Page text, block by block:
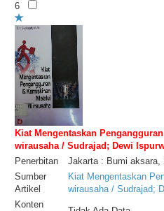
6
Kiat Mengentaskan
wirausaha / Sudrajad; Dewi
Penerbitan
Jakarta : Bumi aksara,
Sumber
Artikel
Kiat Mengentaskan
wirausaha / Sudrajad;
Konten